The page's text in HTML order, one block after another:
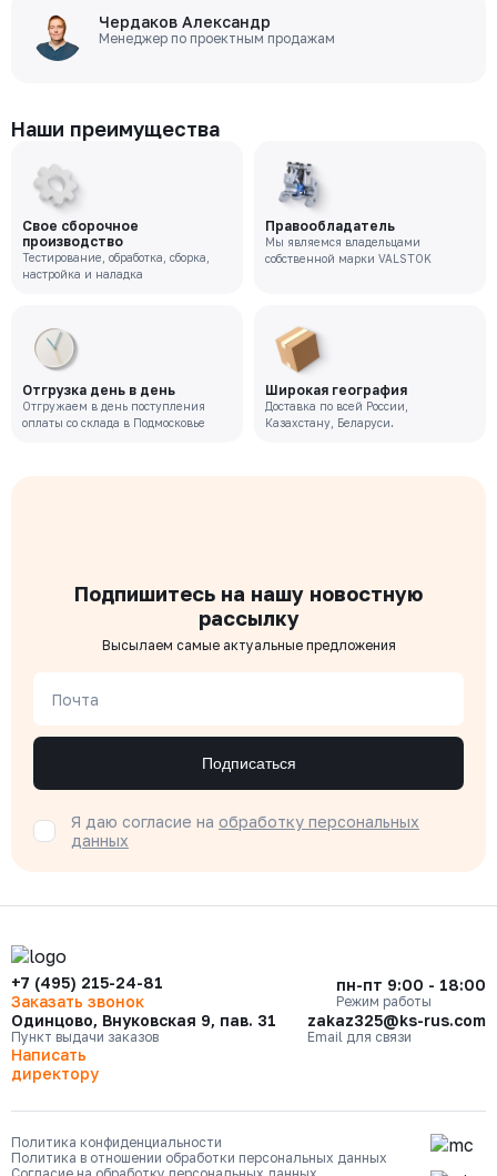
Чердаков Александр
Менеджер по проектным продажам
Наши преимущества
Свое сборочное
производство
Тестирование, обработка, сборка,
настройка и наладка
Правообладатель
Мы являемся владельцами
собственной марки VALSTOK
Отгрузка день в день
Отгружаем в день поступления
оплаты со склада в Подмосковье
Широкая география
Доставка по всей России,
Казахстану, Беларуси.
Подпишитесь на нашу новостную
рассылку
Высылаем самые актуальные предложения
Почта
Подписаться
Я даю согласие на обработку персональных
данных
+7 (495) 215-24-81
Заказать звонок
пн-пт 9:00 - 18:00
Режим работы
Одинцово, Внуковская 9, пав. 31
Пункт выдачи заказов
zakaz325@ks-rus.com
Email для связи
Написать
директору
Политика конфиденциальности
Политика в отношении обработки персональных данных
Согласие на обработку персональных данных